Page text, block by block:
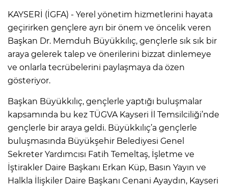
KAYSERİ (İGFA) - Yerel yönetim hizmetlerini hayata
geçirirken gençlere ayrı bir önem ve öncelik veren
Başkan Dr. Memduh Büyükkılıç, gençlerle sık sık bir
araya gelerek talep ve önerilerini bizzat dinlemeye
ve onlarla tecrübelerini paylaşmaya da özen
gösteriyor.
Başkan Büyükkılıç, gençlerle yaptığı buluşmalar
kapsamında bu kez TÜGVA Kayseri İl Temsilciliği’nde
gençlerle bir araya geldi. Büyükkılıç’a gençlerle
buluşmasında Büyükşehir Belediyesi Genel
Sekreter Yardımcısı Fatih Temeltaş, İşletme ve
İştirakler Daire Başkanı Erkan Küp, Basın Yayın ve
Halkla İlişkiler Daire Başkanı Cenani Ayaydın, Kayseri